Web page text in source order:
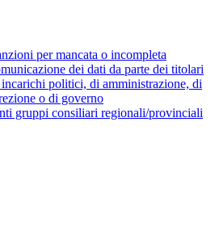
per mancata o incompleta
dei dati da parte dei titolari
politici, di amministrazione, di
o di governo
gruppi consiliari regionali/provinciali